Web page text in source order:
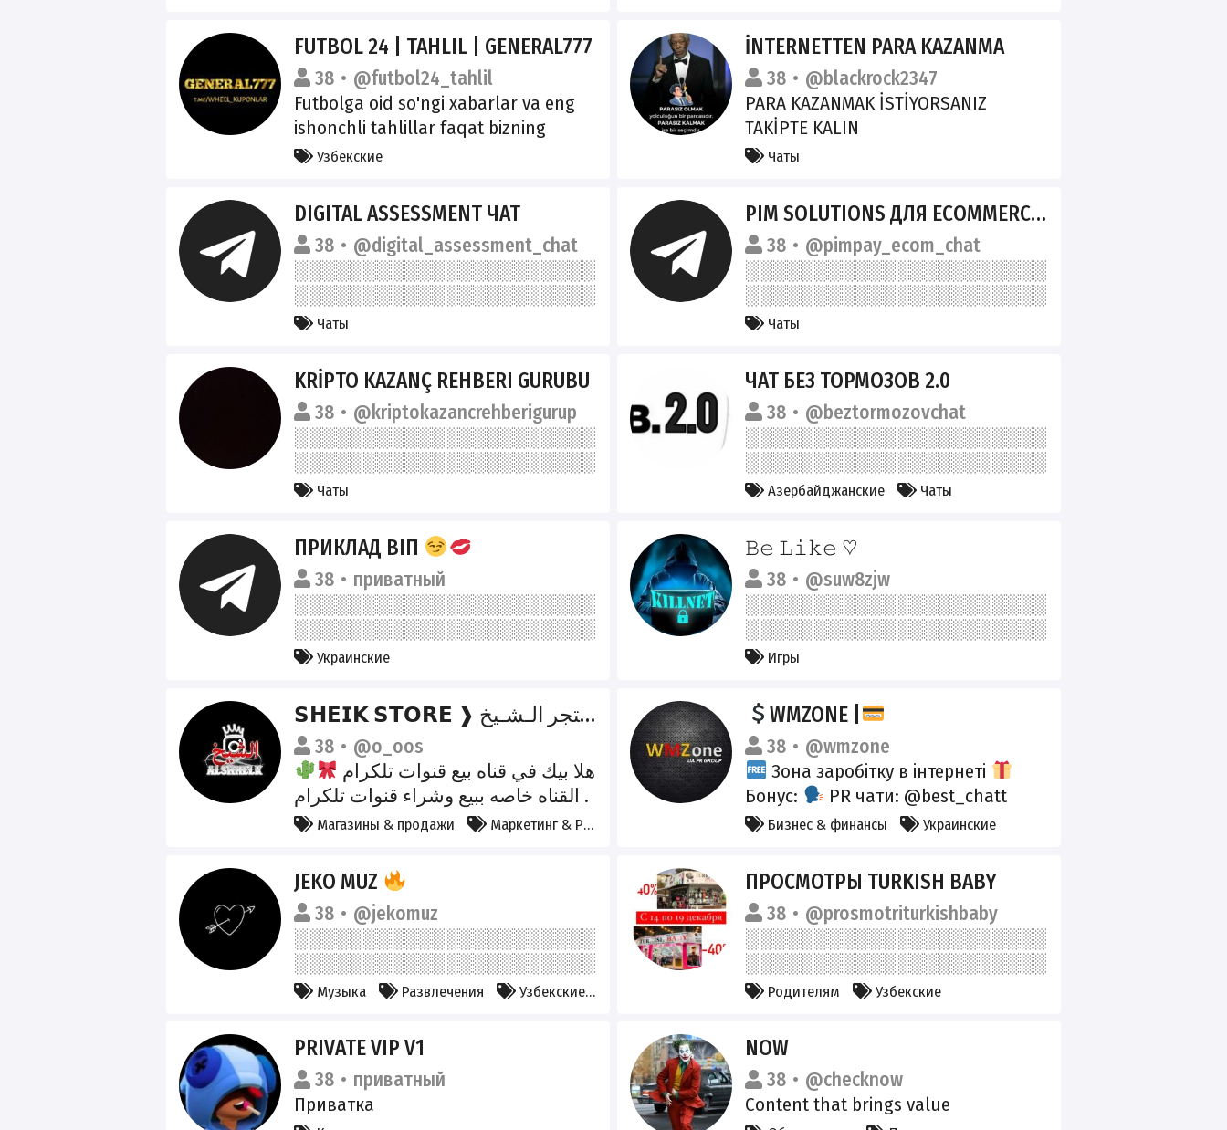
FUTBOL 24 | TAHLIL | GENERAL777
38
@futbol24_tahlil
Futbolga oid so'ngi xabarlar va eng
ishonchli tahlillar faqat bizning
kanalda. Kanalimizga obuna bo'ling
@FUTBOL24_TAHLIL
https://t.me/joinchat/i9wSOWdl48BjZ
mE6
Узбекские
İNTERNETTEN PARA KAZANMA
38
@blackrock2347
PARA KAZANMAK İSTİYORSANIZ
TAKİPTE KALIN
Чаты
DIGITAL ASSESSMENT ЧАТ
38 @digital_assessment_chat
Чаты
PIM SOLUTIONS ДЛЯ ECOMMERCE_CHAT
38 @pimpay_ecom_chat
Чаты
KRİPTO KAZANÇ REHBERI GURUBU
38 @kriptokazancrehberigurup
Чаты
ЧАТ БЕЗ ТОРМОЗОВ 2.0
38 @beztormozovchat
Азербайджанские Чаты
ПРИКЛАД ВІП
38 приватный
Украинские
𝙱𝚎 𝙻𝚒𝚔𝚎 ♡
38 @suw8zjw
Игры
𝗦𝗛𝗘𝗜𝗞 𝗦𝗧𝗢𝗥𝗘 ❱ مـتجر الـشـيخ
38
@o_oos
هلا بيك في قناه بيع قنوات تلكرام
. القناه خاصه ببيع وشراء قنوات تلكرام
ورشق جميع البرامج تواصل الاجتماعي
Магазины & продажи Маркетинг & PR
WMZONE |
38
@wmzone
Зона заробітку в інтернеті
Бонус:
PR чати: @best_chatt
@first_ua @first_ua2 @first_ua3
https://send.monobank.ua/jar/3Sgkf
roq5j
Тут можно заработать ...
Бизнес & финансы Украинские
JEKO MUZ
38 @jekomuz
Музыка Развлечения Узбекские
ПРОСМОТРЫ TURKISH BABY
38 @prosmotriturkishbaby
Родителям Узбекские
PRIVATE VIP V1
38
приватный
Приватка
NOW
38
@checknow
Content that brings value